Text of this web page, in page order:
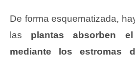
De forma esquematizada,
las plantas absorben
mediante los estromas